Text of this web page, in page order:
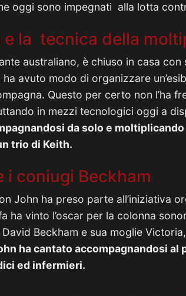
oggi sono impegnati alla lotta
e la tecnica della
australiano, è chiuso in casa
avuto modo di organizzare
Questo per certo non l’ha
in mezzi tecnologici oggi a
da solo e
trio di Keith.
i coniugi Beckham
John ha preso parte all’iniziativa
ha vinto l’oscar per la colonna
Beckham e sua moglie
ha cantato accompagnandosi al
ed infermieri.